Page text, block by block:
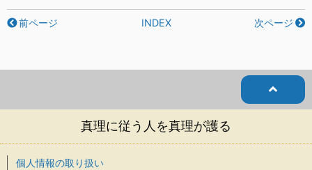
前ページ INDEX 次ページ
真理に従う人を真理が護る
個人情報の取り扱い